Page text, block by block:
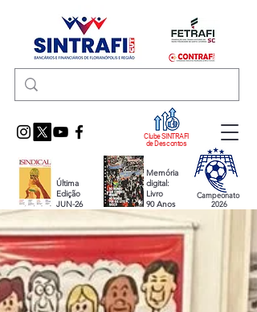
Clube SINTRAFI
de Descontos
Última
Edição
JUN-26
Memória
digital:
Livro
90 Anos
Campeonato
2026